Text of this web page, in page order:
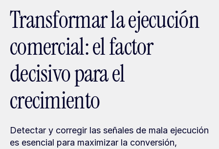
Transformar la ejecución
comercial: el factor
decisivo para el
crecimiento
Detectar y corregir las señales de mala ejecución
es esencial para maximizar la conversión,